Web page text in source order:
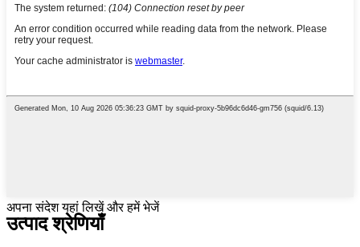
अपना संदेश यहां लिखें और हमें भेजें
उत्पाद श्रेणियाँ